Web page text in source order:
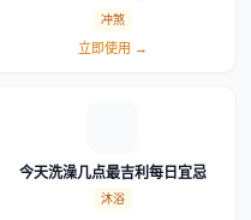
冲煞
立即使用 →
今天洗澡几点最吉利每日宜忌
沐浴